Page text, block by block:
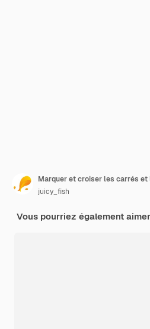
Marquer et croiser les carrés
juicy_fish
Vous pourriez également